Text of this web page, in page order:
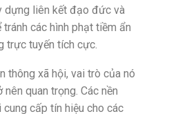
dựng liên kết đạo đức và
các hình phạt tiềm ẩn
trực tuyến tích cực.
thông xã hội, vai trò của nó
quan trọng. Các nền
cấp tín hiệu cho các